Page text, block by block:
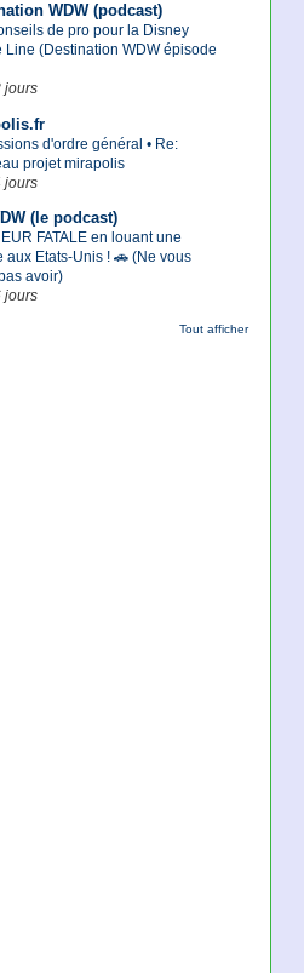
WDW (podcast)
de pro pour la Disney
Line (Destination WDW épisode
jours
d'ordre général • Re:
projet mirapolis
jours
(le podcast)
FATALE en louant une
aux Etats-Unis ! 🚗 (Ne vous
avoir)
jours
Tout afficher